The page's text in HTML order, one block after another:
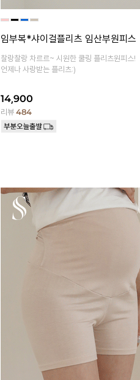
임부복*샤이걸플리츠 임산부원피스
찰랑찰랑 차르르~ 시원한 쿨링 플리츠원피스!
언제나 사랑받는 플리츠:)
14,900
리뷰 484